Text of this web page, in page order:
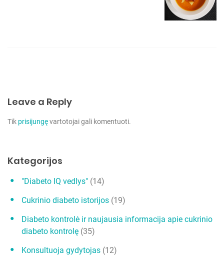
r
a
š
Leave a Reply
Tik prisijungęvartotojai gali komentuoti.
Kategorijos
"Diabeto IQ vedlys" (14)
Cukrinio diabeto istorijos (19)
Diabeto kontrolė ir naujausia informacija apie cukrinio
diabeto kontrolę (35)
Konsultuoja gydytojas (12)